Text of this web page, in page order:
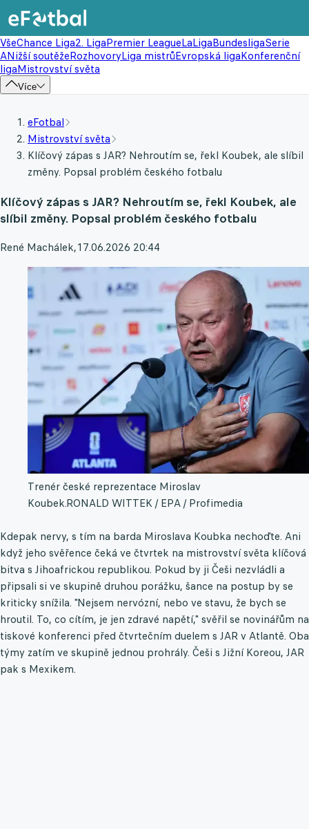
VšeChance Liga2. LigaPremier LeagueLaLigaBundesligaSerie
ANižší soutěžeRozhovoryLiga mistrůEvropská ligaKonferenční
ligaMistrovství světa
Více
eFotbal
Mistrovství světa
Klíčový zápas s JAR? Nehroutím se, řekl Koubek, ale slíbil
změny. Popsal problém českého fotbalu
Klíčový zápas s JAR? Nehroutím se, řekl Koubek, ale
slíbil změny. Popsal problém českého fotbalu
René Machálek,17.06.2026 20:44
Trenér české reprezentace Miroslav
Koubek.RONALD WITTEK / EPA / Profimedia
Kdepak nervy, s tím na barda Miroslava Koubka nechoďte. Ani
když jeho svěřence čeká ve čtvrtek na mistrovství světa klíčová
bitva s Jihoafrickou republikou. Pokud by ji Češi nezvládli a
připsali si ve skupině druhou porážku, šance na postup by se
kriticky snížila. "Nejsem nervózní, nebo ve stavu, že bych se
hroutil. To, co cítím, je jen zdravé napětí," svěřil se novinářům na
tiskové konferenci před čtvrtečním duelem s JAR v Atlantě. Oba
týmy zatím ve skupině jednou prohrály. Češi s Jižní Koreou, JAR
pak s Mexikem.